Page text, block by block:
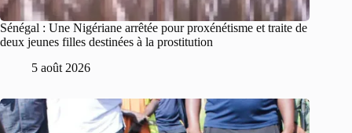
Sénégal : Une Nigériane arrêtée pour proxénétisme et traite de
deux jeunes filles destinées à la prostitution
5 août 2026